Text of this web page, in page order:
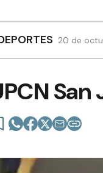
20 de